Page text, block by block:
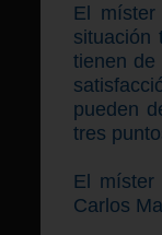
El
situación
tienen de
pueden
tres
El míster
Carlos